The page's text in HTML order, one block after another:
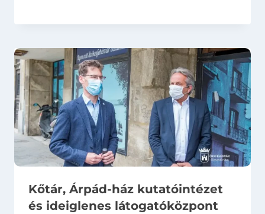
Kőtár, Árpád-ház kutatóintézet
és ideiglenes látogatóközpont